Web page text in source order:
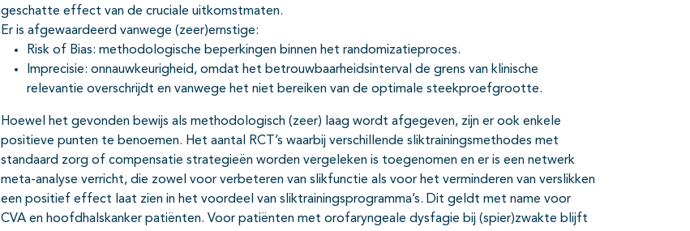
geschatte effect van de cruciale uitkomstmaten.
Er is afgewaardeerd vanwege (zeer)ernstige:
Risk of Bias: methodologische beperkingen binnen het randomizatieproces.
Imprecisie: onnauwkeurigheid, omdat het betrouwbaarheidsinterval de grens van klinische
relevantie overschrijdt en vanwege het niet bereiken van de optimale steekproefgrootte.
Hoewel het gevonden bewijs als methodologisch (zeer) laag wordt afgegeven, zijn er ook enkele
positieve punten te benoemen. Het aantal RCT’s waarbij verschillende sliktrainingsmethodes met
standaard zorg of compensatie strategieën worden vergeleken is toegenomen en er is een netwerk
meta-analyse verricht, die zowel voor verbeteren van slikfunctie als voor het verminderen van verslikken
een positief effect laat zien in het voordeel van sliktrainingsprogramma’s. Dit geldt met name voor
CVA en hoofdhalskanker patiënten. Voor patiënten met orofaryngeale dysfagie bij (spier)zwakte blijft